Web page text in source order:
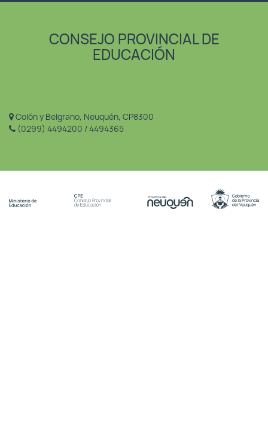
CONSEJO PROVINCIAL DE
EDUCACIÓN
Colón y Belgrano, Neuquén, CP8300
(0299) 4494200 / 4494365